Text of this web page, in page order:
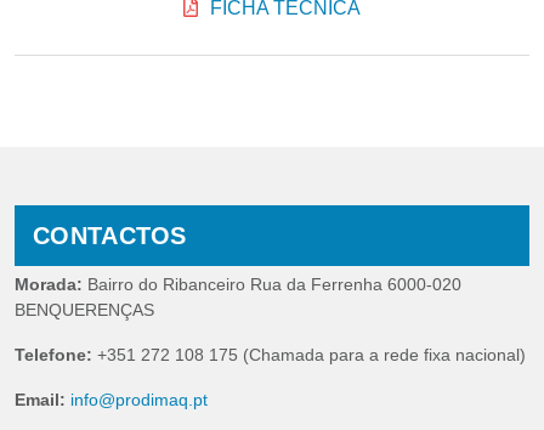
FICHA TÉCNICA
CONTACTOS
Morada: Bairro do Ribanceiro Rua da Ferrenha 6000-020
BENQUERENÇAS
Telefone: +351 272 108 175 (Chamada para a rede fixa nacional)
Email: info@prodimaq.pt